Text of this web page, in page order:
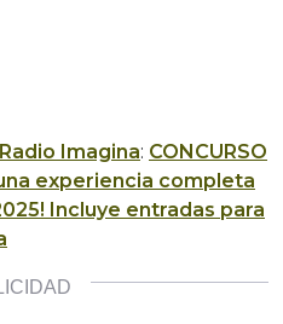
Radio Imagina: CONCURSO
experiencia completa
Incluye entradas para